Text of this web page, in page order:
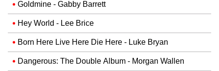
Goldmine - Gabby Barrett
Hey World - Lee Brice
Born Here Live Here Die Here - Luke Bryan
Dangerous: The Double Album - Morgan Wallen